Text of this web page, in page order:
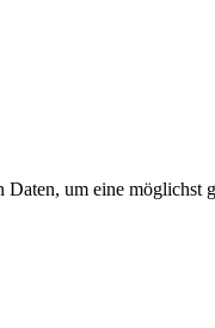
Daten, um eine